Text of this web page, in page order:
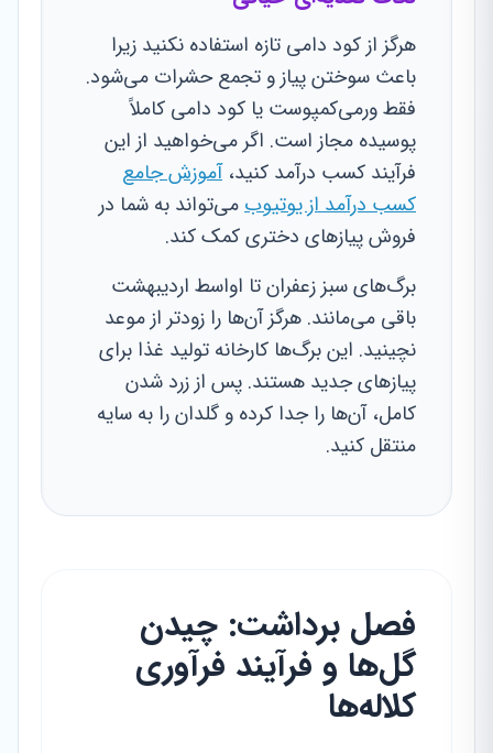
هرگز از کود دامی تازه استفاده نکنید زیرا
باعث سوختن پیاز و تجمع حشرات می‌شود.
فقط ورمی‌کمپوست یا کود دامی کاملاً
پوسیده مجاز است. اگر می‌خواهید از این
فرآیند کسب درآمد کنید،آموزش جامع
کسب درآمد از یوتیوبمی‌تواند به شما در
فروش پیازهای دختری کمک کند.
برگ‌های سبز زعفران تا اواسط اردیبهشت
باقی می‌مانند. هرگز آن‌ها را زودتر از موعد
نچینید. این برگ‌ها کارخانه تولید غذا برای
پیازهای جدید هستند. پس از زرد شدن
کامل، آن‌ها را جدا کرده و گلدان را به سایه
منتقل کنید.
فصل برداشت: چیدن
گل‌ها و فرآیند فرآوری
کلاله‌ها